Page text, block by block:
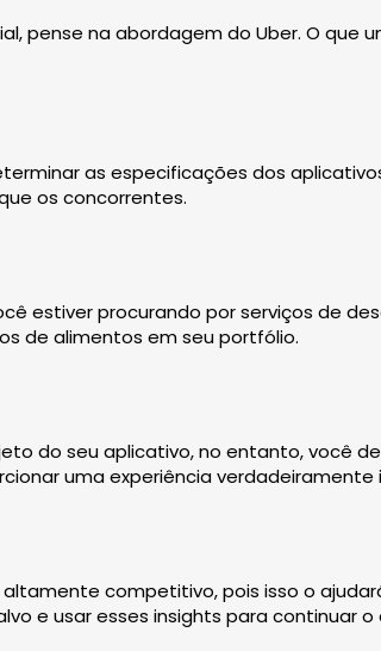
pense na abordagem do Uber. O
as especificações dos
os concorrentes.
estiver procurando por serviços de
de alimentos em seu portfólio.
do seu aplicativo, no entanto, você
uma experiência verdadeiramente
competitivo, pois isso o
e usar esses insights para continuar